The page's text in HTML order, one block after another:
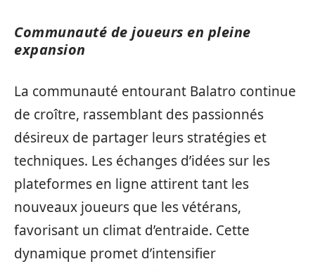
Communauté de joueurs en pleine
expansion
La communauté entourant Balatro continue
de croître, rassemblant des passionnés
désireux de partager leurs stratégies et
techniques. Les échanges d’idées sur les
plateformes en ligne attirent tant les
nouveaux joueurs que les vétérans,
favorisant un climat d’entraide. Cette
dynamique promet d’intensifier